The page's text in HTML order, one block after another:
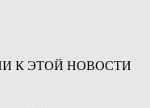
К ЭТОЙ НОВОСТИ